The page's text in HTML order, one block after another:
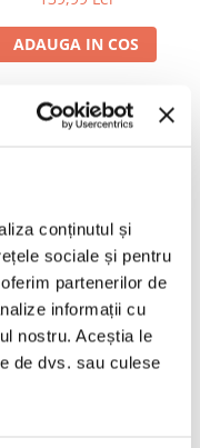
conținutul și
sociale și pentru
partenerilor de
informații cu
nostru. Aceștia le
de dvs. sau culese
ADAUGA IN COS
R.E.M. - Monster , (CD)
de la Vărbilău –
de la Vărbilău – -
Electrecord, (Disc Vinil)
189,00 Lei